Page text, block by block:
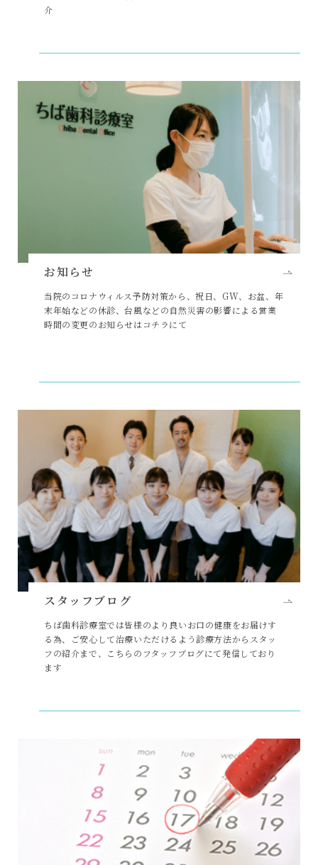
介
お知らせ
当院のコロナウィルス予防対策から、祝日、GW、お盆、年
末年始などの休診、台風などの自然災害の影響による営業
時間の変更のお知らせはコチラにて
スタッフブログ
ちば歯科診療室では皆様のより良いお口の健康をお届けす
る為、ご安心して治療いただけるよう診療方法からスタッ
フの紹介まで、こちらのフタッフブログにて発信しており
ます